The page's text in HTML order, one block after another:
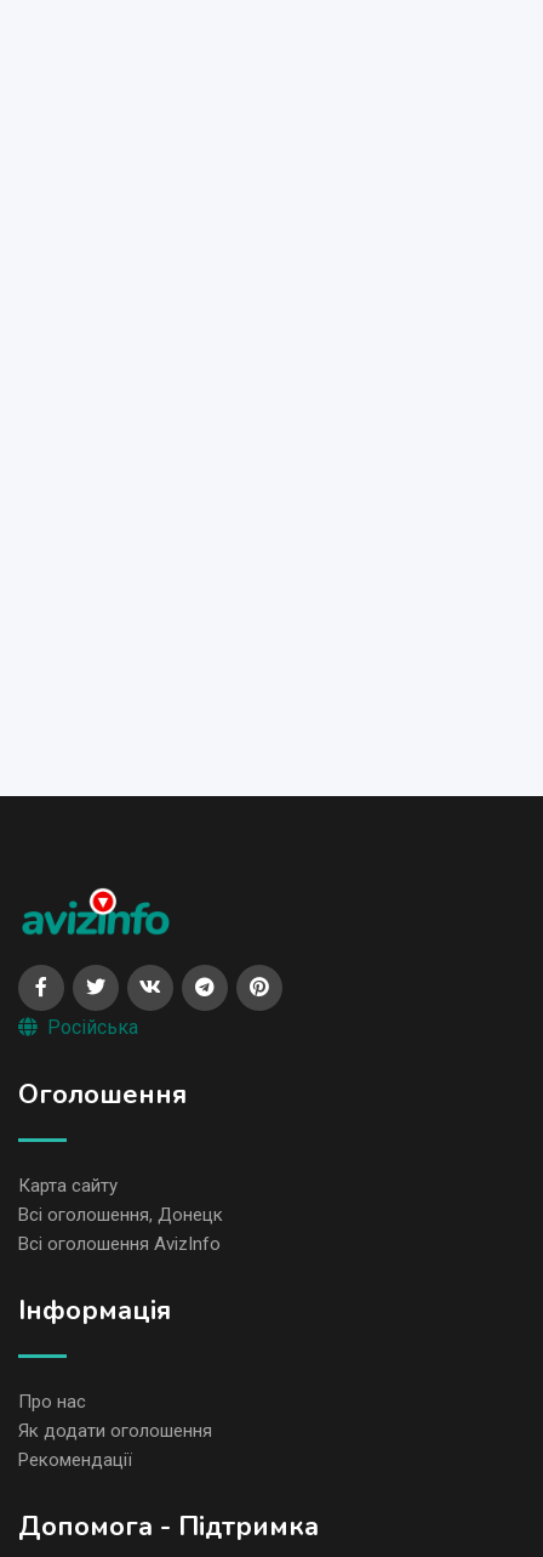
Російська
Оголошення
Карта сайту
Всі оголошення, Донецк
Всі оголошення AvizInfo
Iнформація
Про нас
Як додати оголошення
Рекомендації
Допомога - Підтримка